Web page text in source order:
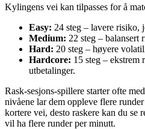
Kylingens vei kan tilpasses for å
Easy: 24 steg – lavere risiko,
Medium: 22 steg – balansert
Hard: 20 steg – høyere
Hardcore: 15 steg – ekstrem
utbetalinger.
Rask‑sesjons-spillere starter ofte
nivåene lar dem oppleve flere
kortere vei, desto raskere kan du
vil ha flere runder per minutt.